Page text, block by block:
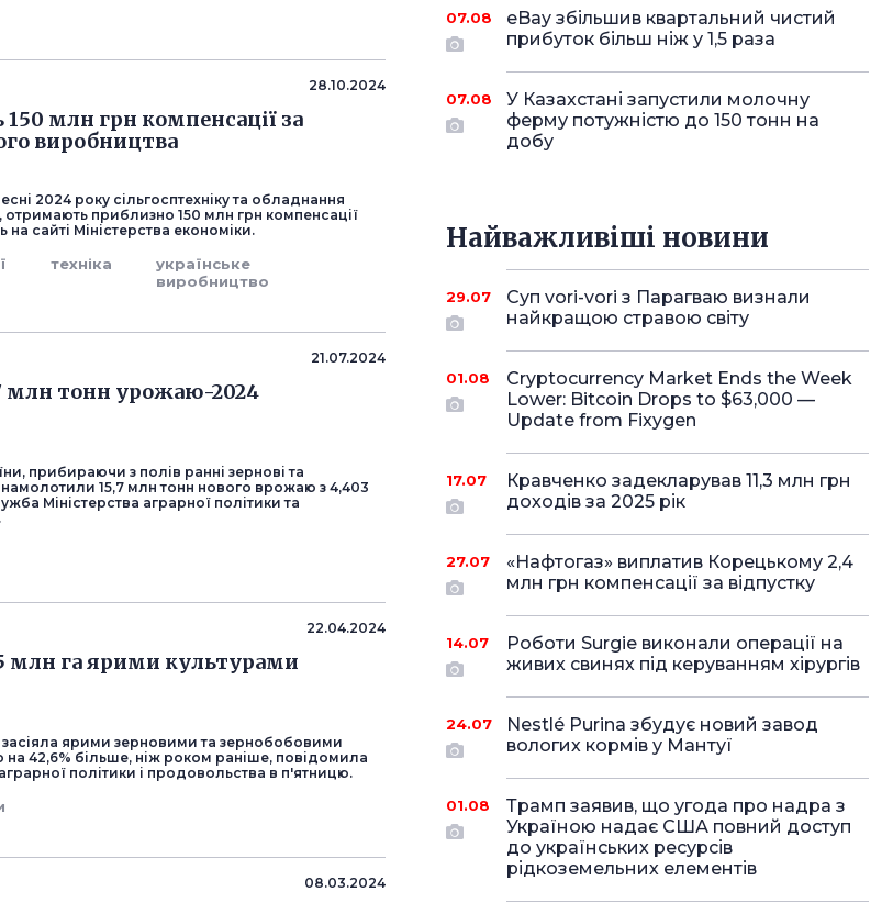
28.10.2024
млн грн компенсації за
виробництва
2024 року сільгосптехніку та обладнання
отримають приблизно 150 млн грн компенсації
сайті Міністерства економіки.
техніка
українське
виробництво
21.07.2024
млн тонн урожаю-2024
прибираючи з полів ранні зернові та
15,7 млн тонн нового врожаю з 4,403
Міністерства аграрної політики та
22.04.2024
млн га ярими культурами
засіяла ярими зерновими та зернобобовими
на 42,6% більше, ніж роком раніше, повідомила
політики і продовольства в п'ятницю.
08.03.2024
07.08
eBay збільшив квартальний чистий
прибуток більш ніж у 1,5 раза
07.08
У Казахстані запустили молочну
ферму потужністю до 150 тонн на
добу
Найважливіші новини
29.07
Суп vori-vori з Парагваю визнали
найкращою стравою світу
01.08
Cryptocurrency Market Ends the Week
Lower: Bitcoin Drops to $63,000 —
Update from Fixygen
17.07
Кравченко задекларував 11,3 млн грн
доходів за 2025 рік
27.07
«Нафтогаз» виплатив Корецькому 2,4
млн грн компенсації за відпустку
14.07
Роботи Surgie виконали операції на
живих свинях під керуванням хірургів
24.07
Nestlé Purina збудує новий завод
вологих кормів у Мантуї
01.08
Трамп заявив, що угода про надра з
Україною надає США повний доступ
до українських ресурсів
рідкоземельних елементів